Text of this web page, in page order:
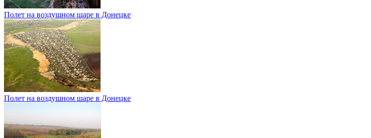
Полет на воздушном шаре в Донецке
Полет на воздушном шаре в Донецке